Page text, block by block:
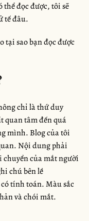
đọc được, tôi sẽ
tế đâu.
tại sao bạn đọc được
chỉ là thứ duy
quan tâm đến quá
mình. Blog của tôi
Nội dung phải
chuyển của mắt người
chú bên lề
tính toán. Màu sắc
và chói mắt.